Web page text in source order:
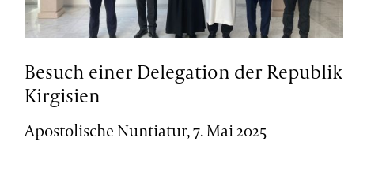
Besuch einer Delegation der Republik
Kirgisien
Apostolische Nuntiatur, 7. Mai 2025